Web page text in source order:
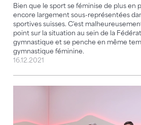
Bien que le sport se féminise de plus en
encore largement sous-représentées
sportives suisses. C'est
point sur la situation au sein de la
gymnastique et se penche en même
gymnastique féminine.
16.12.2021